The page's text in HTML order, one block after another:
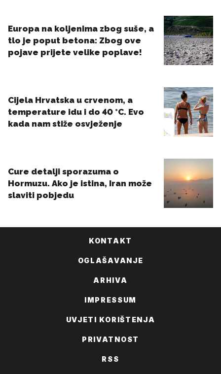
KONTAKT
OGLAŠAVANJE
ARHIVA
IMPRESSUM
UVJETI KORIŠTENJA
PRIVATNOST
RSS